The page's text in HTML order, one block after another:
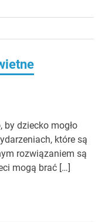
dziecko mogło
które są
rozwiązaniem są
mogą brać […]